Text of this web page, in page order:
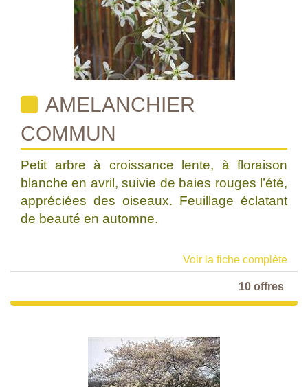
AMELANCHIER
COMMUN
Petit arbre à croissance lente, à floraison
blanche en avril, suivie de baies rouges l’été,
appréciées des oiseaux. Feuillage éclatant
de beauté en automne.
Voir la fiche complète
10 offres